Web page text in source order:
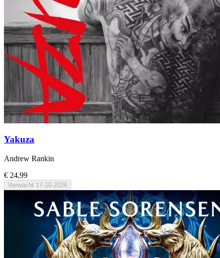
Yakuza
Andrew Rankin
€ 24,99
Verwacht 17-10-2026